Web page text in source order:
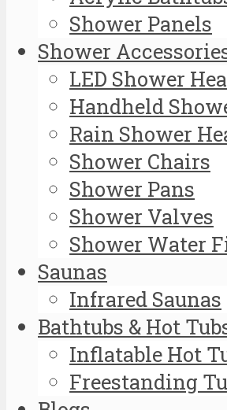
Shower Panels
Shower
LED Shower
Handheld
Rain Shower
Shower Chairs
Shower Pans
Shower Valves
Shower Water
Saunas
Infrared Saunas
Bathtubs & Hot
Inflatable Hot
Freestanding